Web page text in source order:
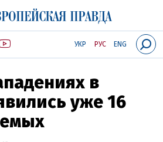
УКР РУС ENG
в
уже 16